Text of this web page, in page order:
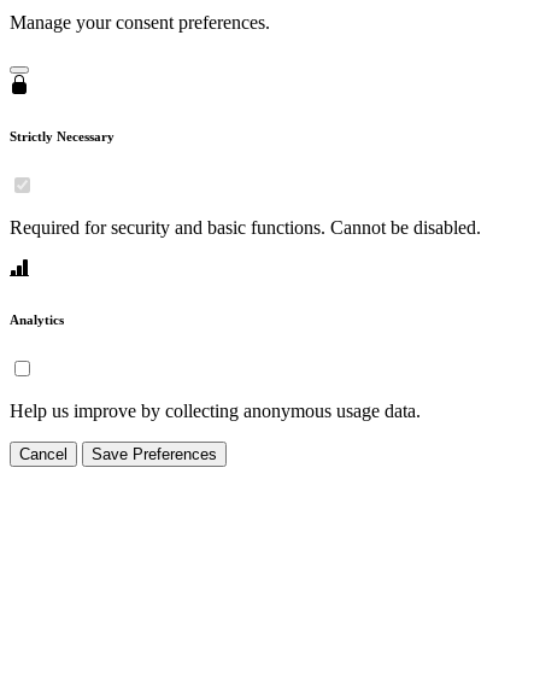
Manage your consent preferences.
Strictly Necessary
Required for security and basic functions. Cannot be disabled.
Analytics
Help us improve by collecting anonymous usage data.
Cancel Save Preferences